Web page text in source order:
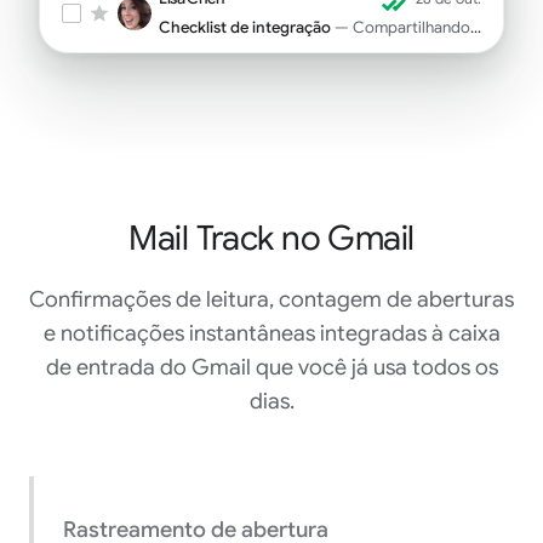
Checklist de integração — Compartilhando as tarefas da primeira semana para seu novo contratado...
Mail Track no Gmail
Confirmações de leitura, contagem de aberturas
e notificações instantâneas integradas à caixa
de entrada do Gmail que você já usa todos os
dias.
Rastreamento de abertura